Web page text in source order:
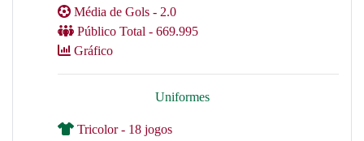
Média de Gols - 2.0
Público Total - 669.995
Gráfico
Uniformes
Tricolor - 18 jogos